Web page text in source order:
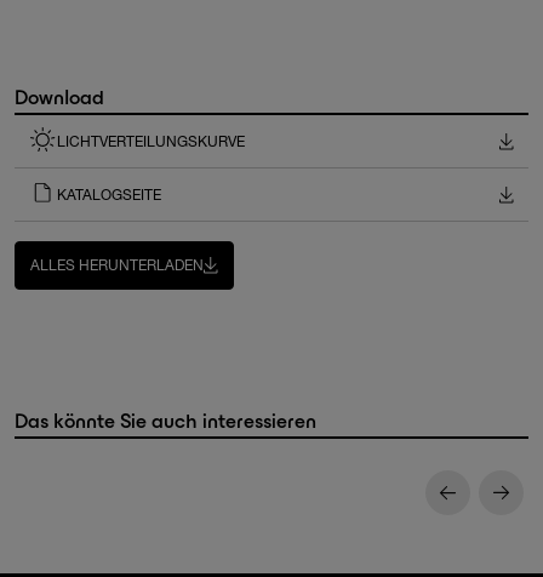
Download
LICHTVERTEILUNGSKURVE
KATALOGSEITE
ALLES HERUNTERLADEN
Das könnte Sie auch interessieren